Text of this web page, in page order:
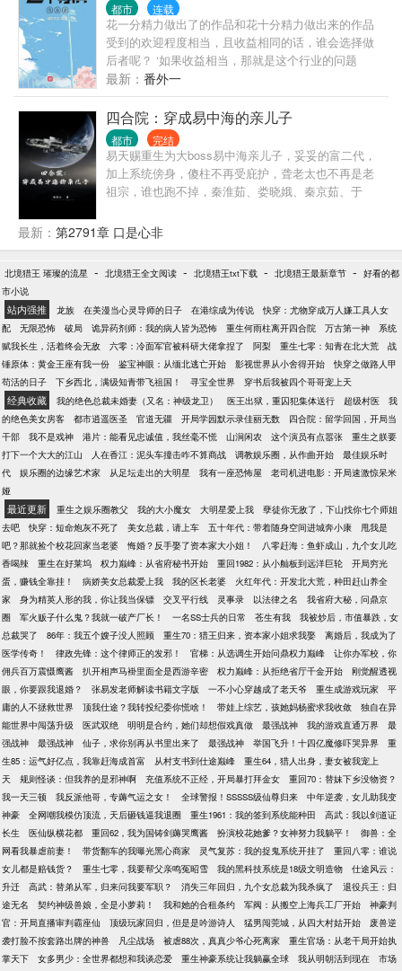
都市 连载
花一分精力做出了的作品和花十分精力做出来的作品
受到的欢迎程度相当，且收益相同的话，谁会选择做
后者呢？ ‘如果收益相当，那就是这个行业的问题
了！’——沈长林
最新： 番外一
四合院：穿成易中海的亲儿子
都市 完结
易天赐重生为大boss易中海亲儿子，妥妥的富二代，
加上系统傍身，傻柱不再受庇护，聋老太也不再是老
祖宗，谁也跑不掉，秦淮茹、娄晓娥、秦京茹、于
最新： 第2791章 口是心非
北境猎王 璀璨的流星 - 北境猎王全文阅读 - 北境猎王txt下载 - 北境猎王最新章节 - 好看的都
市小说
站内强推 龙族 在美漫当心灵导师的日子 在港综成为传说
快穿：尤物穿成万人嫌工具人女
配
无限恐怖 破局 诡异药剂师：我的病人皆为恐怖 重生何雨柱离开四合院 万古第一神
系统
赋我长生，活着终会无敌
六零：冷面军官被科研大佬拿捏了 阿梨 重生七零：知青在北大荒
战
锤原体：黄金王座有我一份
鉴宝神眼：从缅北逃亡开始 影视世界从小舍得开始
快穿之做路人甲
苟活的日子
下乡西北，满级知青带飞祖国！ 寻宝全世界 穿书后我被四个哥哥宠上天
经典收藏 我的绝色总裁未婚妻（又名：神级龙卫） 医王出狱，重囚犯集体送行 超级村医
我
的绝色美女房客
都市逍遥医圣 官道无疆 开局学园默示录佳丽无数
四合院：留学回国，开局当
干部
我不是戏神 港片：能看见忠诚值，我丝毫不慌 山涧闲农 这个演员有点嚣张
重生之朕要
打下一个大大的江山
人在香江：泥头车撞击咋不算商战 调教娱乐圈，从作曲开始
最佳娱乐时
代
娱乐圈的边缘艺术家 从足坛走出的大明星 我有一座恐怖屋
老司机进电影：开局速激惊呆米
娅
最近更新 重生之娱乐圈教父 我的大小魔女 大明星爱上我
孽徒你无敌了，下山找你七个师姐
去吧
快穿：短命炮灰不死了 美女总裁，请上车 五十年代：带着随身空间进城奔小康
甩我是
吧？那就捡个校花回家当老婆
悔婚？反手娶了资本家大小姐！
八零赶海：鱼虾成山，九个女儿吃
香喝辣
重生在好莱坞 权力巅峰：从省府秘书开始 重回1982：从小舢板到远洋巨轮
开局穷光
蛋，赚钱全靠挂！
病娇美女总裁爱上我 我的区长老婆
火红年代：开发北大荒，种田赶山养全
家
身为精英人形的我，你让我当保镖 交叉平行线 灵事录 以法律之名
我省府大秘，问鼎京
圈
军火贩子什么鬼？我就一破产厂长！ 一名SS士兵的日常 苍生有我
我被炒后，市值暴跌，女
总裁哭了
86年：我五个嫂子没人照顾 重生70：猎王归来，资本家小姐求我娶
离婚后，我成为了
医学传奇！
律政先锋：这个律师正的发邪！ 官梯：从选调生开始问鼎权力巅峰
让你办军校，你
佣兵百万震慑鹰酱
扒开相声马褂里面全是西游辛密 权力巅峰：从拒绝省厅千金开始
刚觉醒透视
眼，你要跟我退婚？
张易发老师解读书籍文字版 一不小心穿越成了老天爷 重生成游戏玩家
平
庸的人不拯救世界
顶我仕途？我转投纪委你慌啥！ 带娃上综艺，孩她妈杨蜜求我收敛
独自在异
能世界中闯荡升级
医武双绝 明明是合约，她们却想假戏真做 最强战神 我的游戏直通万界
最
强战神
最强战神 仙子，求你别再从书里出来了 最强战神 举国飞升！十四亿魔修吓哭异界
重
生85：运气好亿点，我靠赶海成首富
从村支书到仕途巅峰
重生64，猎人出身，妻女被我宠上
天
规则怪谈：但我养的是邪神啊 充值系统不正经，开局暴打拜金女
重回70：替妹下乡没物资？
我一天三顿
我反派他哥，专薅气运之女！ 全球警报！SSSSS级仙尊归来
中年逆袭，女儿助我变
神豪
全网嘲我模仿顶流，天后砸钱逼我退圈 重生1961：我的签到系统能种田
高武：我以剑道证
长生
医仙纵横花都 重回62，我为国铸剑薅哭鹰酱 扮演校花她爹？女神努力我躺平！
御兽：全
网看我暴虐前妻！
带货翻车的我曝光黑心商家 灵气复苏：我的捉鬼系统开挂了
重回八零：谁说
女儿都是赔钱货？
重生七零，我要帮父亲鸣冤昭雪 我的黑科技系统是18级文明造物
仕途风云：
升迁
高武：替弟从军，归来问我要军职？ 消失三年回归，九个女总裁为我杀疯了
退役兵王：归
途无名
契约神级兽娘，全是小萝莉！ 我和她的合租条约 军阀：从搬空上海兵工厂开始
神豪判
官：开局直播审判霸座仙
顶级玩家回归，但是是吟游诗人 猛男闯莞城，从四大村姑开始
废兽逆
袭打脸不按套路出牌的神兽
凡尘战场 被虐88次，真真少爷心死离家
重生官场：从老干局开始执
掌天下
女多男少：全世界都想和我谈恋爱 重生神豪系统让我躺赢全球 我从明朝活到现在
市场